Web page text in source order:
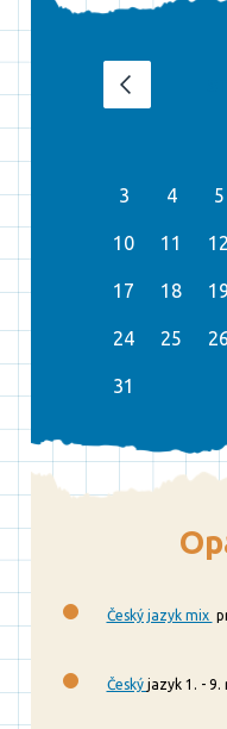
3 4 5
10 11 12
17 18 19
24 25 26
31
Český jazyk mix
Český jazyk 1. -